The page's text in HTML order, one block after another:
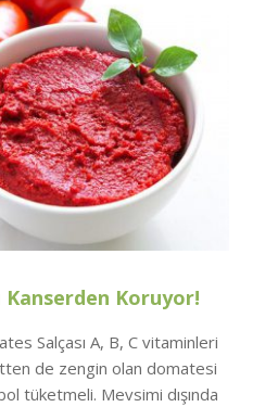
Kanserden Koruyor!
Salçası A, B, C vitaminleri
de zengin olan domatesi
tüketmeli. Mevsimi dışında